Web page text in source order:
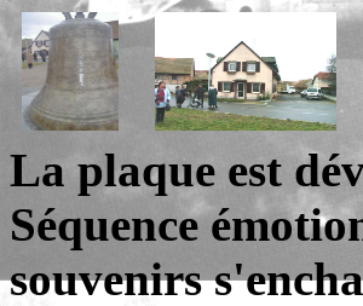
La plaque est
Séquence
souvenirs